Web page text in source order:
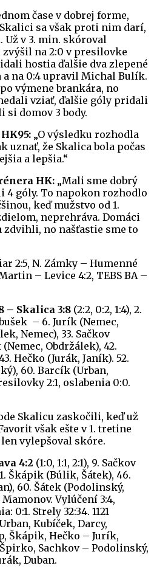
čase v dobrej forme,
sa však proti nim darí,
v 3. min. skóroval
na 2:0 v presilovke
hostia ďalšie dva zlepené
na 0:4 upravil Michal Bulík.
výmene brankára, no
vziať, ďalšie góly pridali
si domov 3 body.
„O výsledku rozhodla
uznať, že Skalica bola počas
a lepšia.“
HK: „Mali sme dobrý
4 góly. To napokon rozhodlo
keď mužstvo od 1.
neprehráva. Domáci
zdvihli, no našťastie sme to
2:5, N. Zámky – Humenné
– Levice 4:2, TEBS BA –
– Skalica 3:8 (2:2, 0:2, 1:4), 2.
– 6. Jurík (Nemec,
Nemec), 33. Sačkov
Obdržálek), 42.
Hečko (Jurák, Janík). 52.
60. Barcík (Urban,
2:1, oslabenia 0:0.
Skalicu zaskočili, keď už
však ešte v 1. tretine
vylepšoval skóre.
4:2 (1:0, 1:1, 2:1), 9. Sačkov
Škápik (Búlik, Šátek), 46.
60. Šátek (Podolinský,
Vylúčení 3:4,
0:1. Strely 32:34. 1121
Kubíček, Darcy,
Škápik, Hečko – Jurík,
Sachkov – Podolinský,
Duban.